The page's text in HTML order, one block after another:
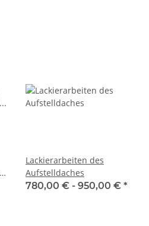
Lackierarbeiten des
Aufstelldaches
780,00 € - 950,00 € *